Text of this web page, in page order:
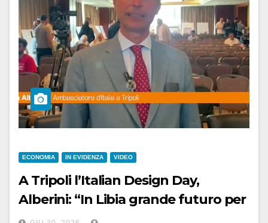
ECONOMIA IN EVIDENZA VIDEO
A Tripoli l’Italian Design Day,
Alberini: “In Libia grande futuro per
l’Italia”